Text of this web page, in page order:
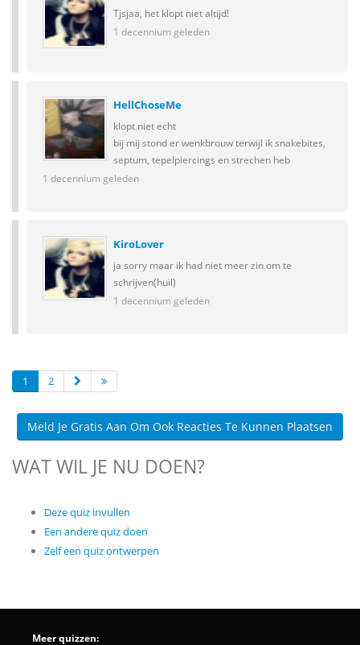
Tjsjaa, het klopt niet altijd!
1 decennium geleden
HellChoseMe
klopt niet echt
bij mij stond er wenkbrouw terwijl ik snakebites,
septum, tepelpiercings en strechen heb
1 decennium geleden
KiroLover
ja sorry maar ik had niet meer zin om te
schrijven(huil)
1 decennium geleden
1 2
Meld Je Gratis Aan Om Ook Reacties Te Kunnen Plaatsen
WAT WIL JE NU DOEN?
Deze quiz invullen
Een andere quiz doen
Zelf een quiz ontwerpen
Meer quizzen: